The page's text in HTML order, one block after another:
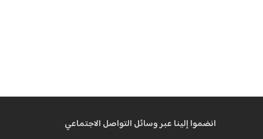
انضموا إلينا عبر وسائل التواصل الاجتماعي